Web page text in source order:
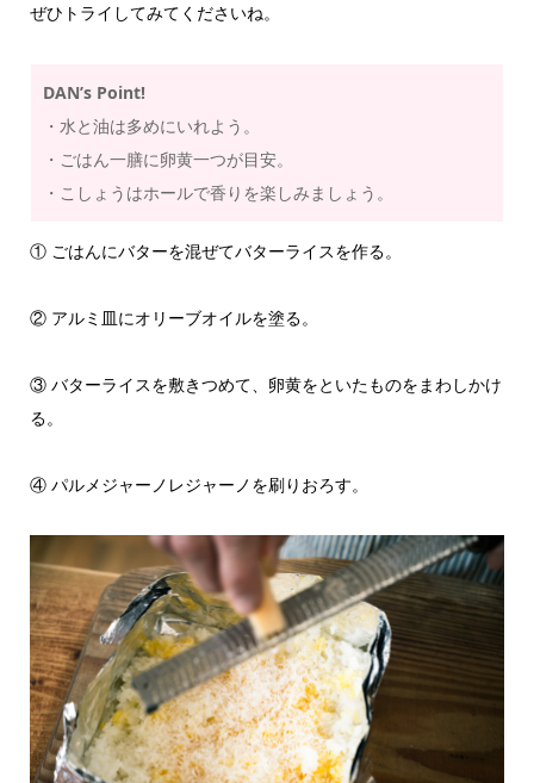
ぜひトライしてみてくださいね。
DAN’s Point!
・水と油は多めにいれよう。
・ごはん一膳に卵黄一つが目安。
・こしょうはホールで香りを楽しみましょう。
① ごはんにバターを混ぜてバターライスを作る。
② アルミ皿にオリーブオイルを塗る。
③ バターライスを敷きつめて、卵黄をといたものをまわしかけ
る。
④ パルメジャーノレジャーノを刷りおろす。